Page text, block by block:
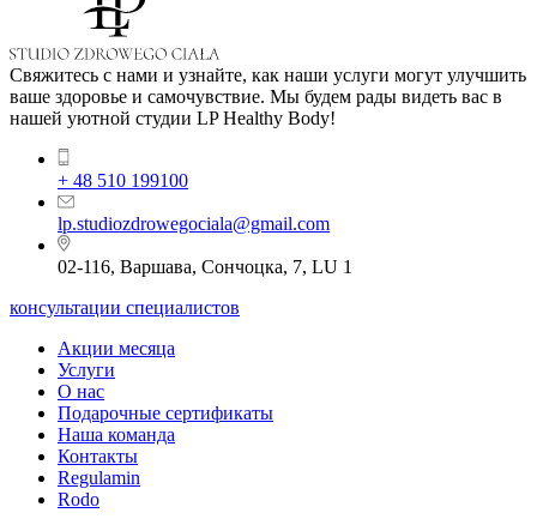
Свяжитесь с нами и узнайте, как наши услуги могут улучшить
ваше здоровье и самочувствие. Мы будем рады видеть вас в
нашей уютной студии LP Healthy Body!
+ 48 510 199100
lp.studiozdrowegociala@gmail.com
02-116, Варшава, Сончоцка, 7, LU 1
консультации специалистов
Акции месяца
Услуги
О нас
Подарочные сертификаты
Наша команда
Контакты
Regulamin
Rodo